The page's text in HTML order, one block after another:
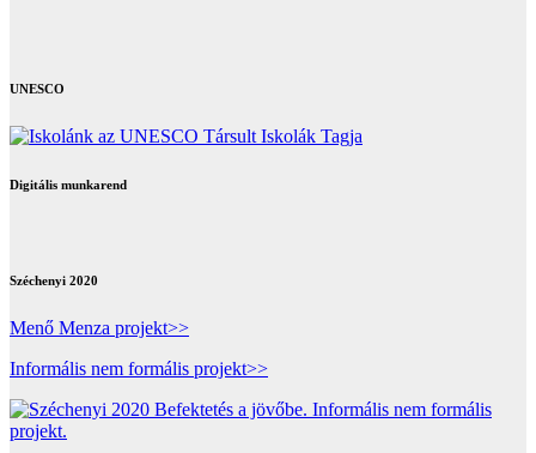
UNESCO
Digitális munkarend
Széchenyi 2020
Menő Menza projekt>>
Informális nem formális projekt>>